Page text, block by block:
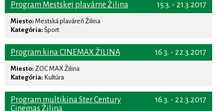
15.3. - 21.3.2017
Program Mestskej plavárne Žilina
Miesto: Mestská plaváreň Žilina
Kategória: Šport
16.3. - 22.3.2017
Program kina CINEMAX ŽILINA
Miesto: ZOC MAX Žilina
Kategória: Kultúra
16.3. - 22.3.2017
Program multikina Ster Century
Cinemas Žilina